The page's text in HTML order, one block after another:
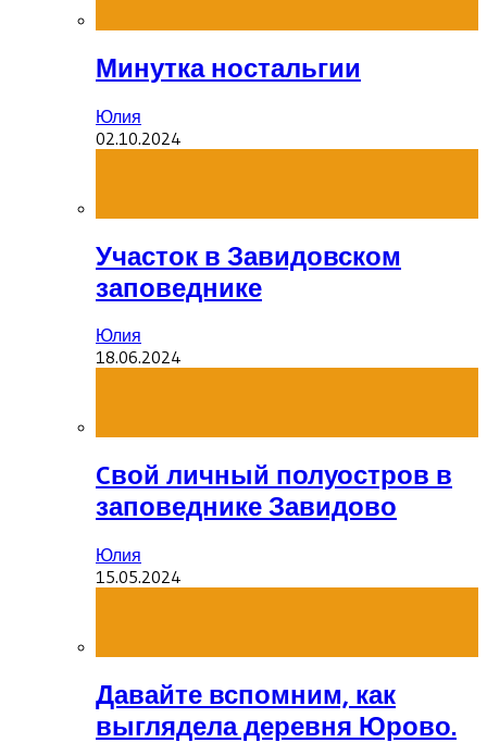
Минутка ностальгии
Юлия
02.10.2024
Участок в Завидовском
заповеднике
Юлия
18.06.2024
Cвой личный полуостров в
заповеднике Завидово
Юлия
15.05.2024
Давайте вспомним, как
выглядела деревня Юрово.